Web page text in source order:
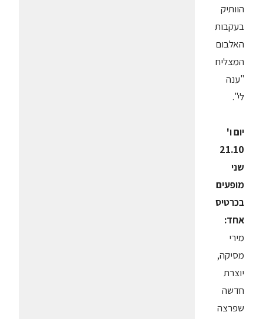
הוותיק
בעקבות
האלבום
המצליח
"ענה
לי".
יום ו'
21.10
שני
מופעים
בכרטיס
אחד:
מירי
מסיקה,
יוצרת
חדשה
שפרצה